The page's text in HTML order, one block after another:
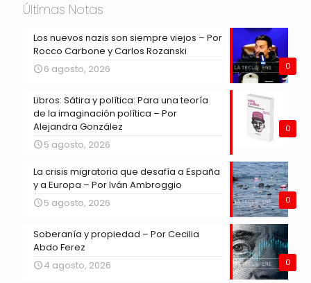
Últimas Notas
0
Los nuevos nazis son siempre viejos – Por
Rocco Carbone y Carlos Rozanski
6 agosto, 2026
0
Libros: Sátira y política: Para una teoría
de la imaginación política – Por
Alejandra González
5 agosto, 2026
0
La crisis migratoria que desafía a España
y a Europa – Por Iván Ambroggio
5 agosto, 2026
0
Soberanía y propiedad – Por Cecilia
Abdo Ferez
4 agosto, 2026